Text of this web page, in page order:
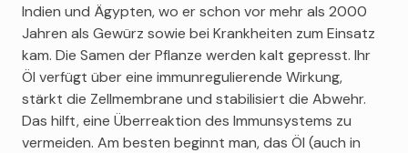
Indien und Ägypten, wo er schon vor mehr als 2000
Jahren als Gewürz sowie bei Krankheiten zum Einsatz
kam. Die Samen der Pflanze werden kalt gepresst. Ihr
Öl verfügt über eine immunregulierende Wirkung,
stärkt die Zellmembrane und stabilisiert die Abwehr.
Das hilft, eine Überreaktion des Immunsystems zu
vermeiden. Am besten beginnt man, das Öl (auch in